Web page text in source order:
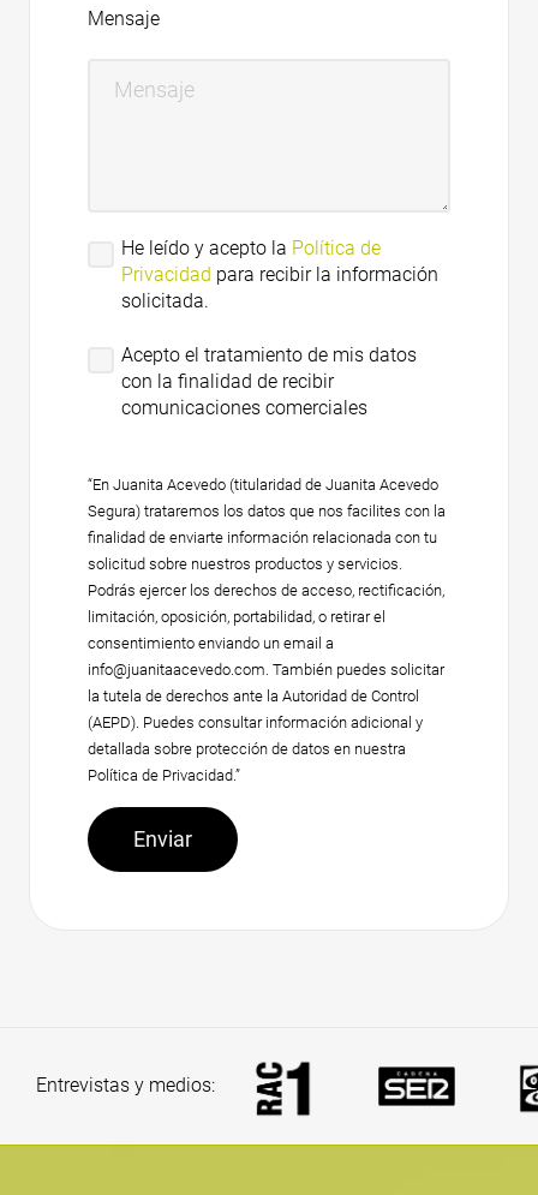
Mensaje
He leído y acepto la Política de
Privacidad para recibir la información
solicitada.
Acepto el tratamiento de mis datos
con la finalidad de recibir
comunicaciones comerciales
“En Juanita Acevedo (titularidad de Juanita Acevedo
Segura) trataremos los datos que nos facilites con la
finalidad de enviarte información relacionada con tu
solicitud sobre nuestros productos y servicios.
Podrás ejercer los derechos de acceso, rectificación,
limitación, oposición, portabilidad, o retirar el
consentimiento enviando un email a
info@juanitaacevedo.com. También puedes solicitar
la tutela de derechos ante la Autoridad de Control
(AEPD). Puedes consultar información adicional y
detallada sobre protección de datos en nuestra
Política de Privacidad.”
Entrevistas y medios: